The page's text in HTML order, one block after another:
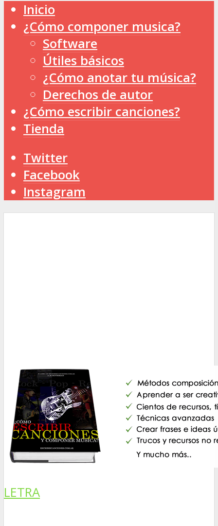
Inicio
¿Cómo componer musica?
Software
Útiles básicos
¿Cómo anotar tu música?
Derechos de autor
¿Cómo escribir canciones?
Tienda
Twitter
Facebook
Instagram
LETRA